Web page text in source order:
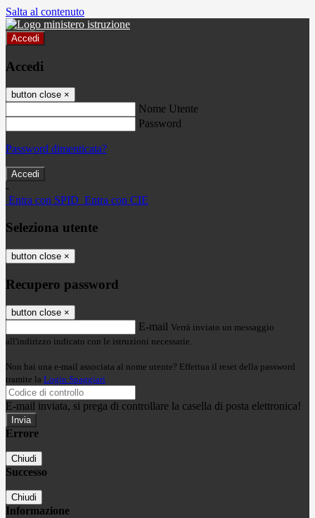
Salta al contenuto
Accedi
Accedi
button close ×
Nome Utente
Password
Password dimenticata?
-
Entra con SPID Entra con CIE
Seleziona utente
button close ×
Recupero password
button close ×
E-mail Verrà inviato un messaggio
all'indirizzo indicato con le istruzioni necessarie.
Non hai una e-mail associata al nome utente? Effettua il reset della password
tramite la Login Spaggiari
E-mail inviata, si prega di controllare la casella di posta elettronica!
Errore
Chiudi
Successo
Chiudi
Informazione